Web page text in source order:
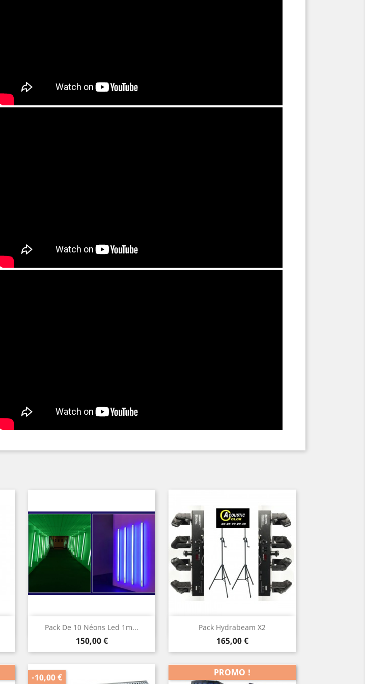
Pack De 10 Néons Led 1m...
Prix
150,00 €
Aperçu rapide Pack Hydrabeam X2
Prix
165,00 €
Aperçu rapide
-10,00 € PROMO !